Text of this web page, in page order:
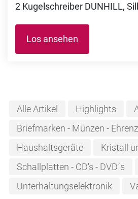
2 Kugelschreiber DUNHILL,
Los ansehen
Alle Artikel Highlights
Briefmarken - Münzen -
Haushaltsgeräte
Kristall
Schallplatten - CD's - DVD´s
Unterhaltungselektronik